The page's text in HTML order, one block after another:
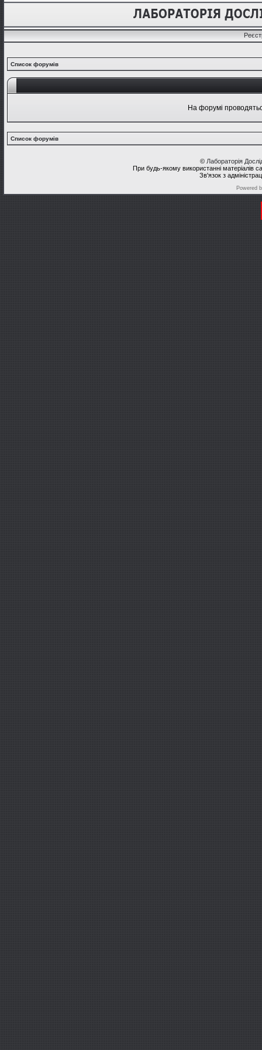
Список форумів
На форумі
Список форумів
© Лабораторія
При будь-якому використанні матеріалів
Зв'язок з
Powered